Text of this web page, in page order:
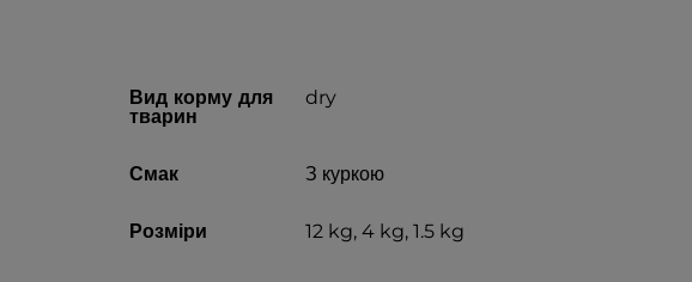
Вид корму для
тварин
dry
Смак З куркою
Розміри 12 kg, 4 kg, 1.5 kg